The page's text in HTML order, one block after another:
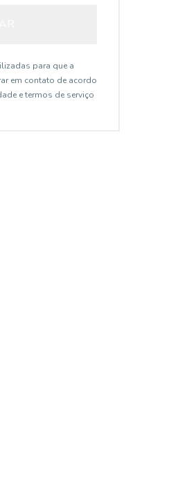
para que a
em contato de acordo
e termos de serviço